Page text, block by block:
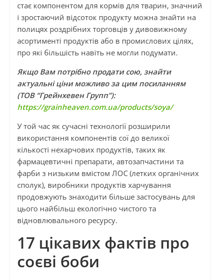
стає компонентом для кормів для тварин, значний
і зростаючий відсоток продукту можна знайти на
полицях роздрібних торговців у дивовижному
асортименті продуктів або в промислових цілях,
про які більшість навіть не могли подумати.
Якщо Вам потрібно продати сою, знайти
актуальні ціни можливо за цим посиланням
(ТОВ “Грейнхевен Групп”):
https://grainheaven.com.ua/products/soya/
У той час як сучасні технології розширили
використання компонентів сої до великої
кількості нехарчових продуктів, таких як
фармацевтичні препарати, автозапчастини та
фарби з низьким вмістом ЛОС (летких органічних
сполук), виробники продуктів харчування
продовжують знаходити більше застосувань для
цього найбільш екологічно чистого та
відновлювального ресурсу.
17 цікавих фактів про
соєві боби